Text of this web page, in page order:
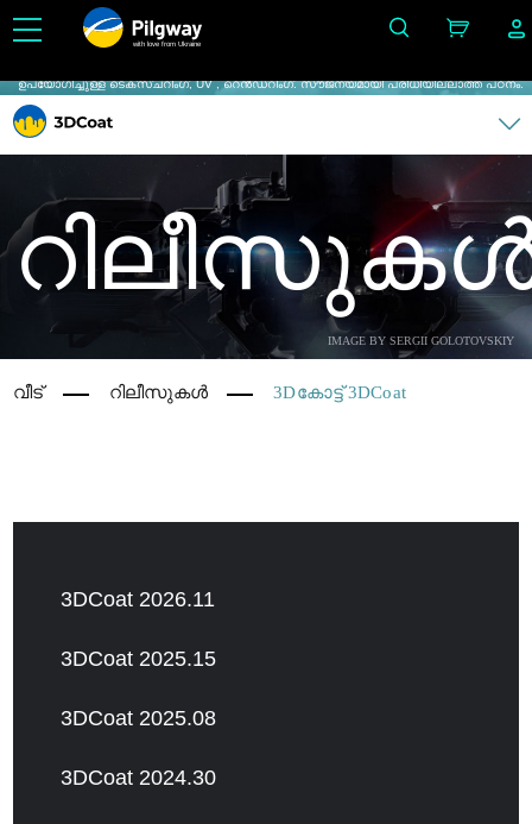
with love from Ukraine
ഉപയോഗിച്ചുള്ള ടെക്സ്ചറിംഗ്, UV , റെൻഡറിംഗ്. സൗജന്യമായി പരിധിയില്ലാത്ത പഠനം.
IMAGE BY SERGII GOLOTOVSKIY
വീട് റിലീസുകൾ 3Dകോട്ട് 3DCoat
3DCoat 2026.11
3DCoat 2025.15
3DCoat 2025.08
3DCoat 2024.30